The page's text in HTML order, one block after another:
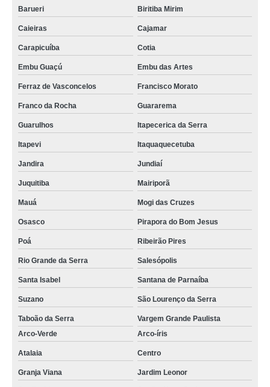
Barueri Biritiba Mirim
Caieiras Cajamar
Carapicuíba Cotia
Embu Guaçú Embu das Artes
Ferraz de Vasconcelos Francisco Morato
Franco da Rocha Guararema
Guarulhos Itapecerica da Serra
Itapevi Itaquaquecetuba
Jandira Jundiaí
Juquitiba Mairiporã
Mauá Mogi das Cruzes
Osasco Pirapora do Bom Jesus
Poá Ribeirão Pires
Rio Grande da Serra Salesópolis
Santa Isabel Santana de Parnaíba
Suzano São Lourenço da Serra
Taboão da Serra
Vargem Grande Paulista
Arco-Verde
Arco-íris
Atalaia Centro
Granja Viana Jardim Leonor